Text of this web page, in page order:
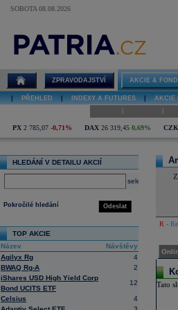
SOBOTA 08.08.2026
Amundi CAC
40 UCITS
ZPRAVODAJSTVÍ AKCIE &
PŘEHLED INDEXY A FUTURES AKCIE
PX 2 785,07 -0,71% DAX 26 319,45 0,69%
HLEDÁNÍ V DETAILU AKCIÍ
select
Odeslat
Pokročilé hledání
TOP AKCIE
Název
Návštěvy
Agilyx Rg
4
BWAQ Rg-A
2
iShares USD High Yield Corp
Bond UCITS ETF
12
Celsius
4
R -
Tato